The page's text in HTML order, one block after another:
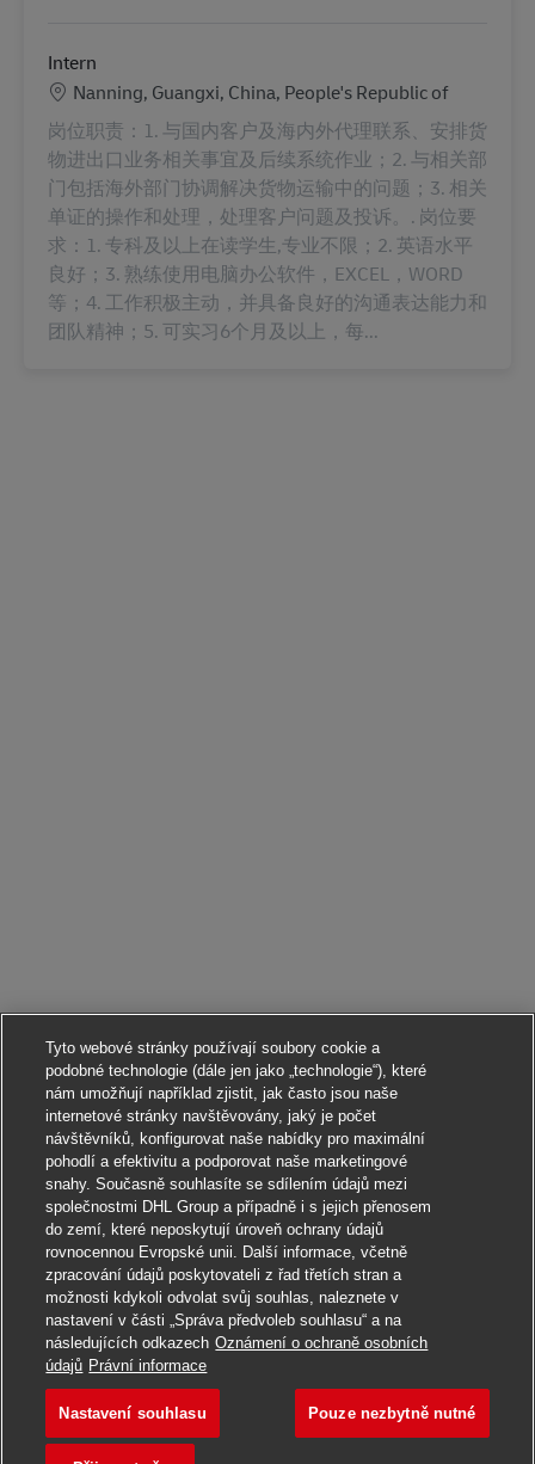
Ucházet se
Uložit do záložek Executive, Field Sales
Intern
Location
Nanning, Guangxi, China, People's Republic of
岗位职责：1. 与国内客户及海内外代理联系、安排货
物进出口业务相关事宜及后续系统作业；2. 与相关部
门包括海外部门协调解决货物运输中的问题；3. 相关
单证的操作和处理，处理客户问题及投诉。. 岗位要
求：1. 专科及以上在读学生,专业不限；2. 英语水平
良好；3. 熟练使用电脑办公软件，EXCEL，WORD
等；4. 工作积极主动，并具备良好的沟通表达能力和
团队精神；5. 可实习6个月及以上，每...
Tyto webové stránky používají soubory cookie a
podobné technologie (dále jen jako „technologie“), které
nám umožňují například zjistit, jak často jsou naše
internetové stránky navštěvovány, jaký je počet
návštěvníků, konfigurovat naše nabídky pro maximální
pohodlí a efektivitu a podporovat naše marketingové
snahy. Současně souhlasíte se sdílením údajů mezi
společnostmi DHL Group a případně i s jejich přenosem
do zemí, které neposkytují úroveň ochrany údajů
rovnocennou Evropské unii. Další informace, včetně
zpracování údajů poskytovateli z řad třetích stran a
možnosti kdykoli odvolat svůj souhlas, naleznete v
nastavení v části „Správa předvoleb souhlasu“ a na
následujících odkazech Oznámení o ochraně osobních
údajů Právní informace
Nastavení souhlasu Pouze nezbytně nutné